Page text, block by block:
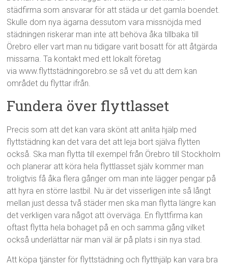
städfirma som ansvarar för att städa ur det gamla boendet.
Skulle dom nya ägarna dessutom vara missnöjda med
städningen riskerar man inte att behöva åka tillbaka till
Örebro eller vart man nu tidigare varit bosatt för att åtgärda
missarna. Ta kontakt med ett lokalt företag
via www.flyttstädningorebro.se så vet du att dem kan
området du flyttar ifrån.
Fundera över flyttlasset
Precis som att det kan vara skönt att anlita hjälp med
flyttstädning kan det vara det att leja bort själva flytten
också. Ska man flytta till exempel från Örebro till Stockholm
och planerar att köra hela flyttlasset själv kommer man
troligtvis få åka flera gånger om man inte lägger pengar på
att hyra en större lastbil. Nu är det visserligen inte så långt
mellan just dessa två städer men ska man flytta längre kan
det verkligen vara något att överväga. En flyttfirma kan
oftast flytta hela bohaget på en och samma gång vilket
också underlättar när man väl är på plats i sin nya stad.
Att köpa tjänster för flyttstädning och flytthjälp kan vara bra